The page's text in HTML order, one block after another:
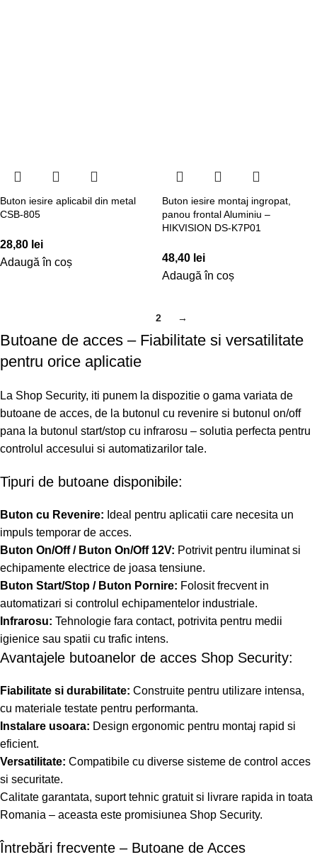
Buton iesire aplicabil din metal
CSB-805
28,80 lei
Adaugă în coș
Buton iesire montaj ingropat,
panou frontal Aluminiu –
HIKVISION DS-K7P01
48,40 lei
Adaugă în coș
2 →
Butoane de acces – Fiabilitate si versatilitate
pentru orice aplicatie
La Shop Security, iti punem la dispozitie o gama variata de
butoane de acces, de la butonul cu revenire si butonul on/off
pana la butonul start/stop cu infrarosu – solutia perfecta pentru
controlul accesului si automatizarilor tale.
Tipuri de butoane disponibile:
Buton cu Revenire: Ideal pentru aplicatii care necesita un
impuls temporar de acces.
Buton On/Off / Buton On/Off 12V: Potrivit pentru iluminat si
echipamente electrice de joasa tensiune.
Buton Start/Stop / Buton Pornire: Folosit frecvent in
automatizari si controlul echipamentelor industriale.
Infrarosu: Tehnologie fara contact, potrivita pentru medii
igienice sau spatii cu trafic intens.
Avantajele butoanelor de acces Shop Security:
Fiabilitate si durabilitate: Construite pentru utilizare intensa,
cu materiale testate pentru performanta.
Instalare usoara: Design ergonomic pentru montaj rapid si
eficient.
Versatilitate: Compatibile cu diverse sisteme de control acces
si securitate.
Calitate garantata, suport tehnic gratuit si livrare rapida in toata
Romania – aceasta este promisiunea Shop Security.
Întrebări frecvente – Butoane de Acces